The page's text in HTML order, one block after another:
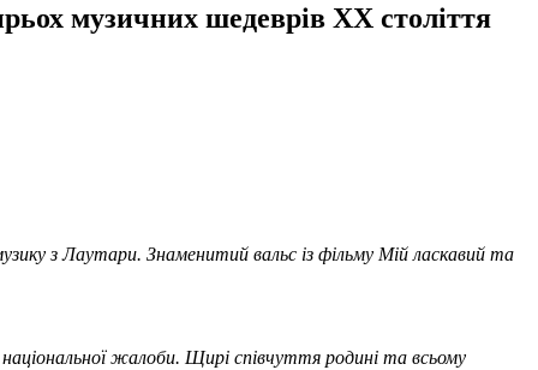
музичних шедеврів XX століття
з Лаутари. Знаменитий вальс із фільму Мій ласкавий та
жалоби. Щирі співчуття родині та всьому